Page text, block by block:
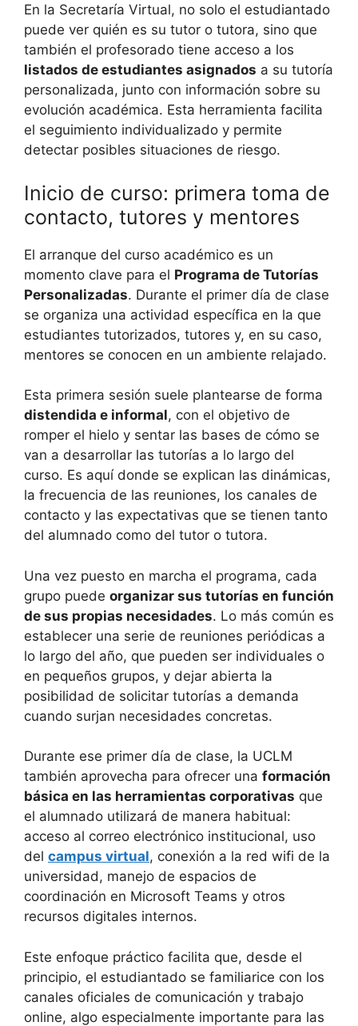
En la Secretaría Virtual, no solo el estudiantado
puede ver quién es su tutor o tutora, sino que
también el profesorado tiene acceso a los
listados de estudiantes asignados a su tutoría
personalizada, junto con información sobre su
evolución académica. Esta herramienta facilita
el seguimiento individualizado y permite
detectar posibles situaciones de riesgo.
Inicio de curso: primera toma de
contacto, tutores y mentores
El arranque del curso académico es un
momento clave para el Programa de Tutorías
Personalizadas. Durante el primer día de clase
se organiza una actividad específica en la que
estudiantes tutorizados, tutores y, en su caso,
mentores se conocen en un ambiente relajado.
Esta primera sesión suele plantearse de forma
distendida e informal, con el objetivo de
romper el hielo y sentar las bases de cómo se
van a desarrollar las tutorías a lo largo del
curso. Es aquí donde se explican las dinámicas,
la frecuencia de las reuniones, los canales de
contacto y las expectativas que se tienen tanto
del alumnado como del tutor o tutora.
Una vez puesto en marcha el programa, cada
grupo puede organizar sus tutorías en función
de sus propias necesidades. Lo más común es
establecer una serie de reuniones periódicas a
lo largo del año, que pueden ser individuales o
en pequeños grupos, y dejar abierta la
posibilidad de solicitar tutorías a demanda
cuando surjan necesidades concretas.
Durante ese primer día de clase, la UCLM
también aprovecha para ofrecer una formación
básica en las herramientas corporativas que
el alumnado utilizará de manera habitual:
acceso al correo electrónico institucional, uso
del campus virtual, conexión a la red wifi de la
universidad, manejo de espacios de
coordinación en Microsoft Teams y otros
recursos digitales internos.
Este enfoque práctico facilita que, desde el
principio, el estudiantado se familiarice con los
canales oficiales de comunicación y trabajo
online, algo especialmente importante para las